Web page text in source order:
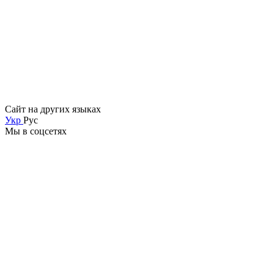
Сайт на других языках
Укр Рус
Мы в соцсетях